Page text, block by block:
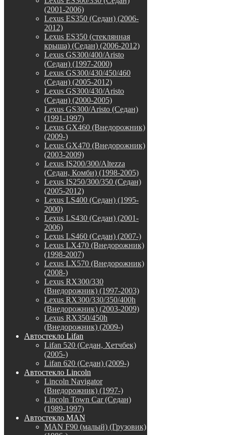
(2001-2006)
Lexus ES350 (Седан) (2006-
2012)
Lexus ES350 (стеклянная
крыша) (Седан) (2006-2012)
Lexus GS300/400/Aristo
(Седан) (1997-2000)
Lexus GS300/430/450/460
(Седан) (2005-2012)
Lexus GS300/430/Aristo
(Седан) (2000-2005)
Lexus GS300/Aristo (Седан)
(1991-1997)
Lexus GX460 (Внедорожник)
(2009-)
Lexus GX470 (Внедорожник)
(2003-2009)
Lexus IS200/300/Altezza
(Седан, Комби) (1998-2005)
Lexus IS250/300/350 (Седан)
(2005-2012)
Lexus LS400 (Седан) (1995-
2000)
Lexus LS430 (Седан) (2001-
2006)
Lexus LS460 (Седан) (2007-)
Lexus LX470 (Внедорожник)
(1998-2007)
Lexus LX570 (Внедорожник)
(2008-)
Lexus RX300/330
(Внедорожник) (1997-2003)
Lexus RX300/330/350/400h
(Внедорожник) (2003-2009)
Lexus RX350/450h
(Внедорожник) (2009-)
Автостекло Lifan
Lifan 520 (Седан, Хетчбек)
(2005-)
Lifan 620 (Седан) (2009-)
Автостекло Lincoln
Lincoln Navigator
(Внедорожник) (1997-)
Lincoln Town Car (Седан)
(1989-1997)
Автостекло MAN
MAN F90 (малый) (Грузовик)